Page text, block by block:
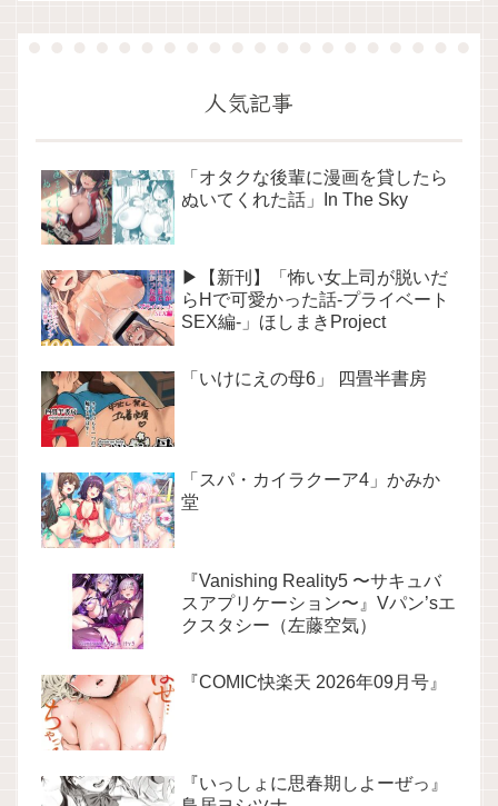
人気記事
「オタクな後輩に漫画を貸したら
ぬいてくれた話」In The Sky
▶【新刊】「怖い女上司が脱いだ
らHで可愛かった話-プライベート
SEX編-」ほしまきProject
「いけにえの母6」 四畳半書房
「スパ・カイラクーア4」かみか
堂
『Vanishing Reality5 〜サキュバ
スアプリケーション〜』Vパン’sエ
クスタシー（左藤空気）
『COMIC快楽天 2026年09月号』
『いっしょに思春期しよーぜっ』